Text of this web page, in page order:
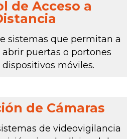
de Acceso a
sistemas que permitan a
abrir puertas o portones
dispositivos móviles.
de Cámaras
de videovigilancia